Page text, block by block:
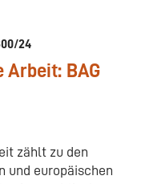
24
Arbeit: BAG
zählt zu den
und europäischen